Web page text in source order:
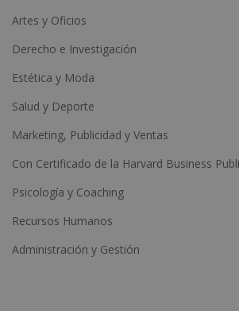
Artes y Oficios
Derecho e Investigación
Estética y Moda
Salud y Deporte
Marketing, Publicidad y Ventas
Con Certificado de la Harvard Business
Psicología y Coaching
Recursos Humanos
Administración y Gestión